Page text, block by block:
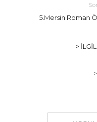
5.Mersin Roman
>